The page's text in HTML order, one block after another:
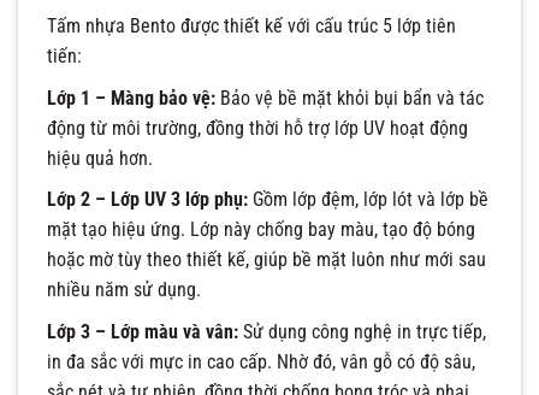
Tấm nhựa Bento được thiết kế với cấu trúc 5 lớp tiên
tiến:
Lớp 1 – Màng bảo vệ: Bảo vệ bề mặt khỏi bụi bẩn và tác
động từ môi trường, đồng thời hỗ trợ lớp UV hoạt động
hiệu quả hơn.
Lớp 2 – Lớp UV 3 lớp phụ: Gồm lớp đệm, lớp lót và lớp bề
mặt tạo hiệu ứng. Lớp này chống bay màu, tạo độ bóng
hoặc mờ tùy theo thiết kế, giúp bề mặt luôn như mới sau
nhiều năm sử dụng.
Lớp 3 – Lớp màu và vân: Sử dụng công nghệ in trực tiếp,
in đa sắc với mực in cao cấp. Nhờ đó, vân gỗ có độ sâu,